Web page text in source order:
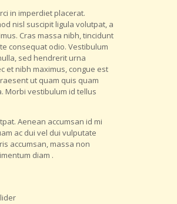
in imperdiet placerat.
nisl suscipit ligula volutpat, a
Cras massa nibh, tincidunt
consequat odio. Vestibulum
sed hendrerit urna
et nibh maximus, congue est
ut quam quis quam
Morbi vestibulum id tellus
Aenean accumsan id mi
ac dui vel dui vulputate
accumsan, massa non
diam .